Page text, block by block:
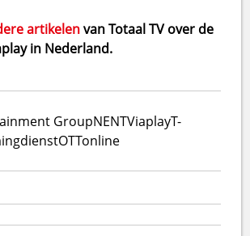
artikelenvan Totaal TV over de
in Nederland.
GroupNENTViaplayT-
OTTonline